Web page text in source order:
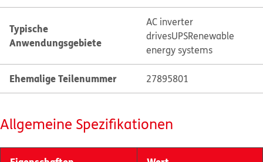
Typische
Anwendungsgebiete
AC inverter
drivesUPSRenewable
energy systems
Ehemalige Teilenummer 27895801
Allgemeine Spezifikationen